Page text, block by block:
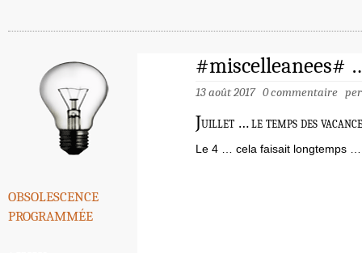
obsolescence
programmée
#miscelleanees#
13 août 2017 0 commentaire
Juillet … le temps des
Le 4 … cela faisait longtemps